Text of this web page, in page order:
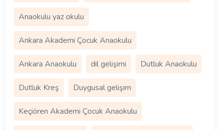
Anaokulu yaz okulu
Ankara Akademi Çocuk Anaokulu
Ankara Anaokulu dil gelişimi Dutluk Anaokulu
Dutluk Kreş Duygusal gelişim
Keçiören Akademi Çocuk Anaokulu